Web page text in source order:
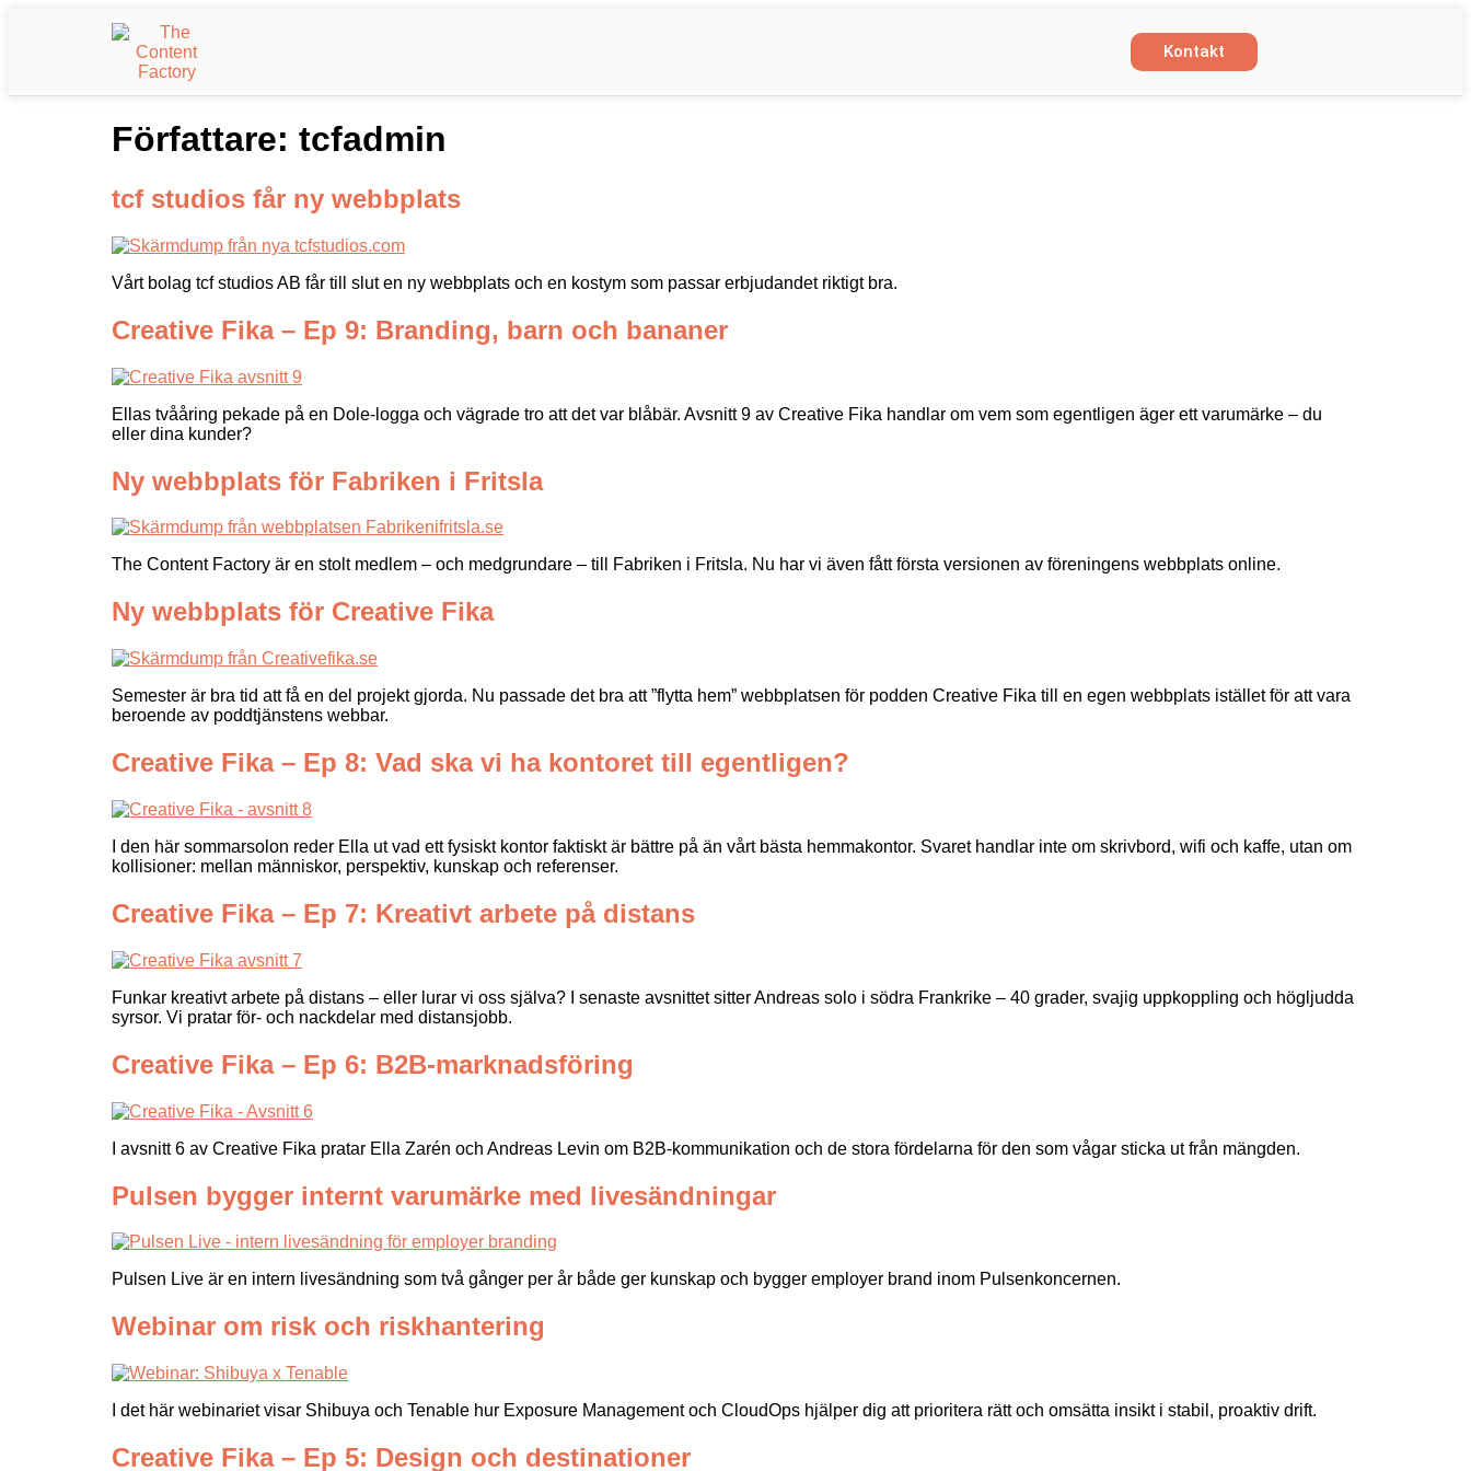
Kontakt
Författare: tcfadmin
tcf studios får ny webbplats
Vårt bolag tcf studios AB får till slut en ny webbplats och en kostym som passar erbjudandet riktigt bra.
Creative Fika – Ep 9: Branding, barn och bananer
Ellas tvååring pekade på en Dole-logga och vägrade tro att det var blåbär. Avsnitt 9 av Creative Fika handlar om vem som egentligen äger ett varumärke – du
eller dina kunder?
Ny webbplats för Fabriken i Fritsla
The Content Factory är en stolt medlem – och medgrundare – till Fabriken i Fritsla. Nu har vi även fått första versionen av föreningens webbplats online.
Ny webbplats för Creative Fika
Semester är bra tid att få en del projekt gjorda. Nu passade det bra att ”flytta hem” webbplatsen för podden Creative Fika till en egen webbplats istället för att vara
beroende av poddtjänstens webbar.
Creative Fika – Ep 8: Vad ska vi ha kontoret till egentligen?
I den här sommarsolon reder Ella ut vad ett fysiskt kontor faktiskt är bättre på än vårt bästa hemmakontor. Svaret handlar inte om skrivbord, wifi och kaffe, utan om
kollisioner: mellan människor, perspektiv, kunskap och referenser.
Creative Fika – Ep 7: Kreativt arbete på distans
Funkar kreativt arbete på distans – eller lurar vi oss själva? I senaste avsnittet sitter Andreas solo i södra Frankrike – 40 grader, svajig uppkoppling och högljudda
syrsor. Vi pratar för- och nackdelar med distansjobb.
Creative Fika – Ep 6: B2B-marknadsföring
I avsnitt 6 av Creative Fika pratar Ella Zarén och Andreas Levin om B2B-kommunikation och de stora fördelarna för den som vågar sticka ut från mängden.
Pulsen bygger internt varumärke med livesändningar
Pulsen Live är en intern livesändning som två gånger per år både ger kunskap och bygger employer brand inom Pulsenkoncernen.
Webinar om risk och riskhantering
I det här webinariet visar Shibuya och Tenable hur Exposure Management och CloudOps hjälper dig att prioritera rätt och omsätta insikt i stabil, proaktiv drift.
Creative Fika – Ep 5: Design och destinationer